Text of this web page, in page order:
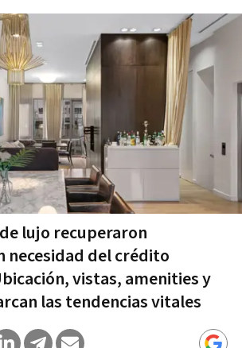
lujo recuperaron
necesidad del crédito
vistas, amenities y
las tendencias vitales